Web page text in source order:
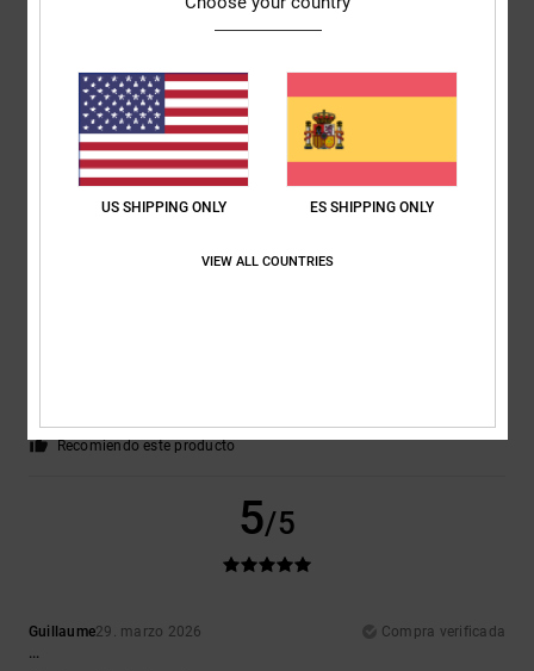
Tienen muy buena pinta... A ver qué tal aguantan: son resistentes y
Mostrar original - English
Comodidad: 5/5 Relación calidad-precio: 5/5 Talla: Talla perfecta
Recomiendo este producto
Material: 4 Color: 5
Recomiendo este producto
5/5
Guillaume29. marzo 2026
Compra verificada
...
US SHIPPING ONLY ES SHIPPING ONLY
VIEW ALL COUNTRIES